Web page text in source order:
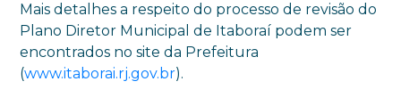
Mais detalhes a respeito do processo de revisão do
Plano Diretor Municipal de Itaboraí podem ser
encontrados no site da Prefeitura
(www.itaborai.rj.gov.br).